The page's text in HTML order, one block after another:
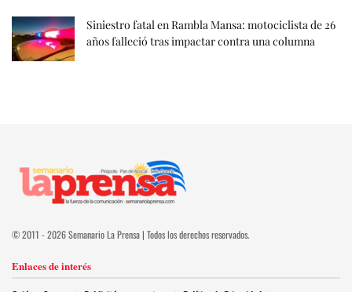
Siniestro fatal en Rambla Mansa: motociclista de 26
años falleció tras impactar contra una columna
© 2011 - 2026 Semanario La Prensa | Todos los derechos reservados.
Enlaces de interés